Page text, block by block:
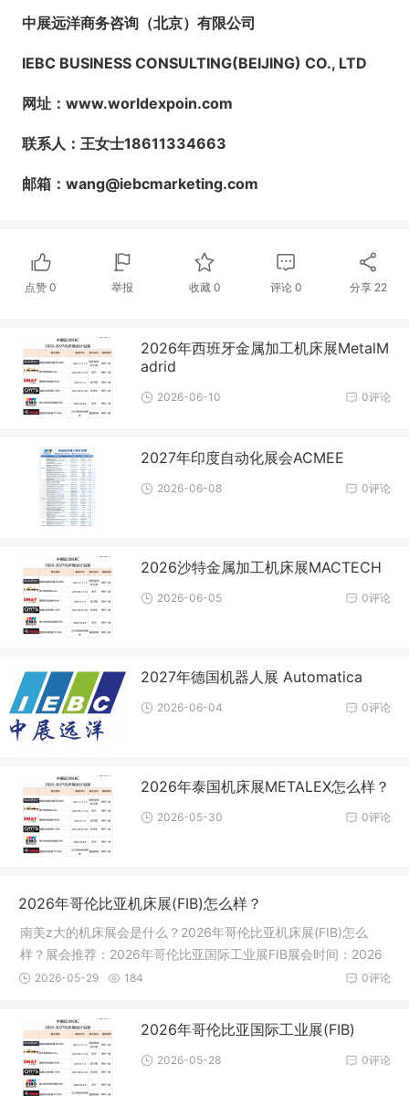
中展远洋商务咨询（北京）有限公司
IEBC BUSINESS CONSULTING(BEIJING) CO., LTD
网址 ：www.worldexpoin.com
联系人：王女士18611334663
邮箱：wang@iebcmarketing.com
点赞0 举报 收藏 0 评论0 分享 22
2026年西班牙金属加工机床展MetalM
adrid
0评论
2026-06-10
2027年印度自动化展会ACMEE
0评论
2026-06-08
2026沙特金属加工机床展MACTECH
0评论
2026-06-05
2027年德国机器人展 Automatica
0评论
2026-06-04
2026年泰国机床展METALEX怎么样？
0评论
2026-05-30
2026年哥伦比亚机床展(FIB)怎么样？
南美z大的机床展会是什么？2026年哥伦比亚机床展(FIB)怎么
样？展会推荐：2026年哥伦比亚国际工业展FIB展会时间：2026
年9月28日-1
0评论
2026-05-29 184
2026年哥伦比亚国际工业展(FIB)
0评论
2026-05-28